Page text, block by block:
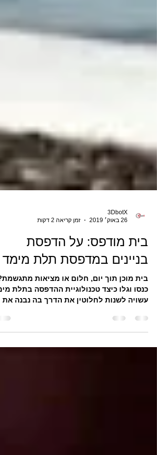
3DbotX
26 באוק׳ 2019
זמן קריאה 2 דקות
בית מודפס: על הדפסת
בניינים במדפסת תלת מימד
בית מוכן תוך יום, חלום או מציאות
כנסו וגלו כיצד טכנולוגיית ההדפסה בתלת